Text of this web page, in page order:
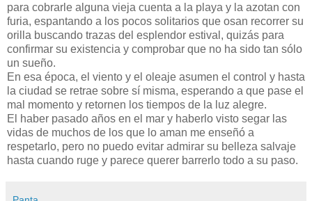
para cobrarle alguna vieja cuenta a la playa y la azotan con
furia, espantando a los pocos solitarios que osan recorrer su
orilla buscando trazas del esplendor estival, quizás para
confirmar su existencia y comprobar que no ha sido tan sólo
un sueño.
En esa época, el viento y el oleaje asumen el control y hasta
la ciudad se retrae sobre sí misma, esperando a que pase el
mal momento y retornen los tiempos de la luz alegre.
El haber pasado años en el mar y haberlo visto segar las
vidas de muchos de los que lo aman me enseñó a
respetarlo, pero no puedo evitar admirar su belleza salvaje
hasta cuando ruge y parece querer barrerlo todo a su paso.